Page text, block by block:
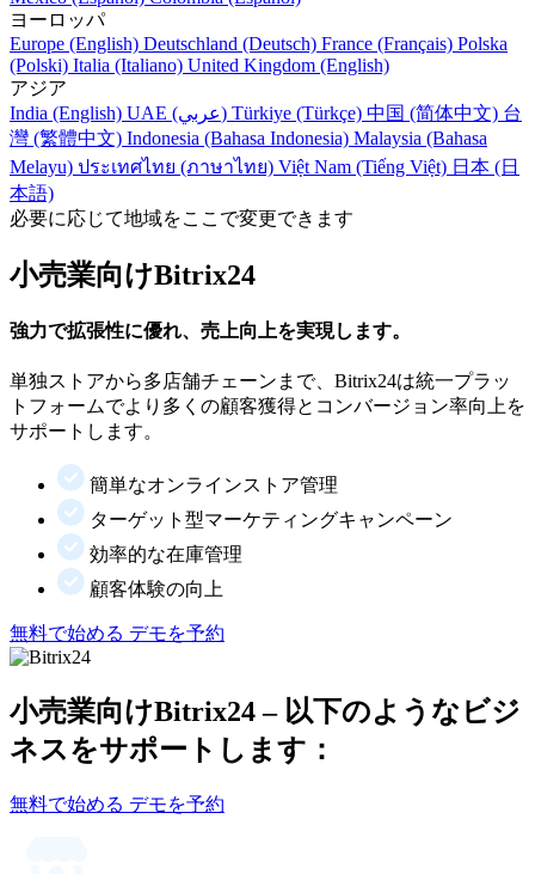
ヨーロッパ
Europe (English) Deutschland (Deutsch) France (Français) Polska
(Polski) Italia (Italiano) United Kingdom (English)
アジア
India (English)
UAE (عربي) Türkiye (Türkçe) 中国 (简体中文) 台
灣 (繁體中文) Indonesia (Bahasa Indonesia) Malaysia (Bahasa
Melayu) ประเทศไทย (ภาษาไทย) Việt Nam (Tiếng Việt) 日本 (日
本語)
必要に応じて地域をここで変更できます
小売業向けBitrix24
強力で拡張性に優れ、売上向上を実現します。
単独ストアから多店舗チェーンまで、Bitrix24は統一プラッ
トフォームでより多くの顧客獲得とコンバージョン率向上を
サポートします。
簡単なオンラインストア管理
ターゲット型マーケティングキャンペーン
効率的な在庫管理
顧客体験の向上
無料で始める デモを予約
小売業向けBitrix24 – 以下のようなビジ
ネスをサポートします：
無料で始める デモを予約